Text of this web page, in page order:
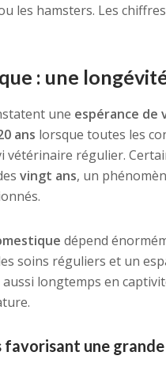
les hamsters. Les
: une
une espérance de
ans lorsque toutes les
régulier.
vingt ans, un
dépend
soins réguliers et un
aussi longtemps en
une grande